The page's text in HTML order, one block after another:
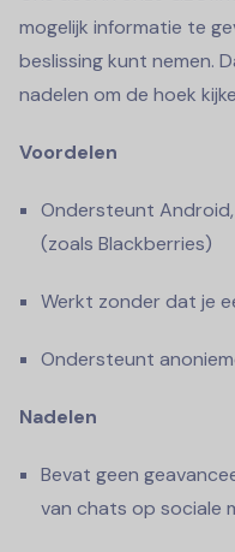
mogelijk informatie te
beslissing kunt nemen.
nadelen om de hoek
Voordelen
Ondersteunt
(zoals Blackberries)
Werkt zonder dat je
Ondersteunt
Nadelen
Bevat geen
van chats op sociale